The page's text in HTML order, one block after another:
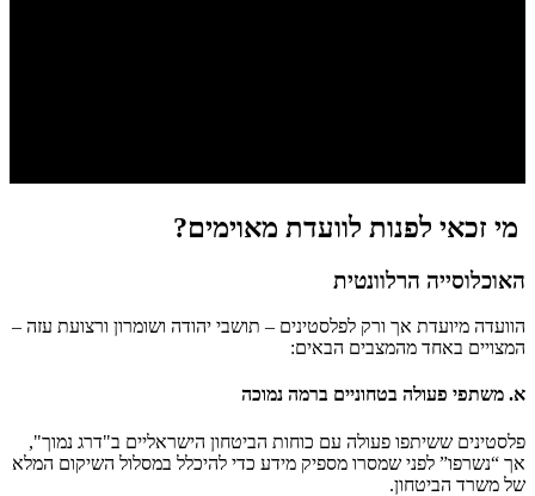
מי זכאי לפנות לוועדת מאוימים?
האוכלוסייה הרלוונטית
הוועדה מיועדת אך ורק לפלסטינים – תושבי יהודה ושומרון ורצועת עזה –
המצויים באחד מהמצבים הבאים:
א. משתפי פעולה בטחוניים ברמה נמוכה
פלסטינים ששיתפו פעולה עם כוחות הביטחון הישראליים ב"דרג נמוך",
אך “נשרפו” לפני שמסרו מספיק מידע כדי להיכלל במסלול השיקום המלא
של משרד הביטחון.